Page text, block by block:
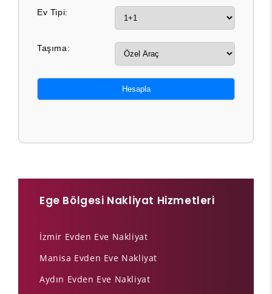
Ev Tipi:
Taşıma:
Hesapla
Ege Bölgesi Nakliyat Hizmetleri
İzmir Evden Eve Nakliyat
Manisa Evden Eve Nakliyat
Aydın Evden Eve Nakliyat